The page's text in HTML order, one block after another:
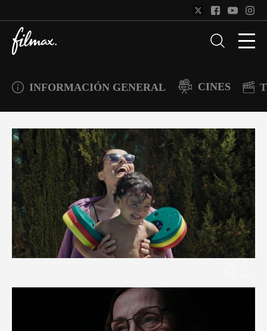
INFORMACIÓN GENERAL CINES